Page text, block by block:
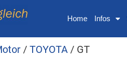
Home Infos
/ TOYOTA / GT